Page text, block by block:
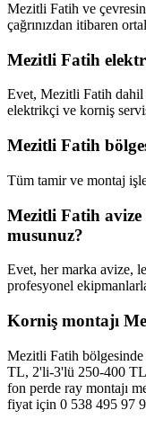
Mezitli Fatih ve
çağrınızdan itibaren
Mezitli Fatih
Evet, Mezitli Fatih
elektrikçi ve korniş
Mezitli Fatih
Tüm tamir ve montaj
Mezitli Fatih avize
musunuz?
Evet, her marka avize,
profesyonel
Korniş montajı
Mezitli Fatih
TL, 2'li-3'lü 250-400
fon perde ray montajı
fiyat için 0 538 495 97